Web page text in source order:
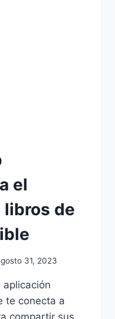
el
de
31, 2023
aplicación
te conecta a
compartir sus